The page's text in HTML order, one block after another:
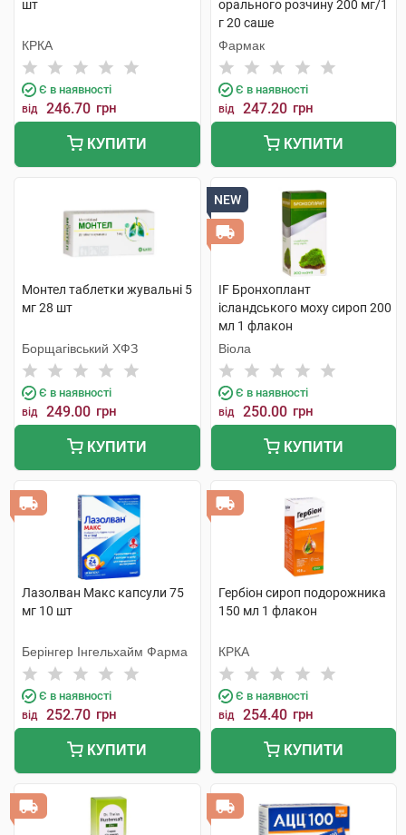
шт
КРКА
Є в наявності
від 246.70 грн
КУПИТИ
орального розчину 200 мг/1
г 20 саше
Фармак
Є в наявності
від 247.20 грн
КУПИТИ
Монтел таблетки жувальні 5
мг 28 шт
Борщагівський ХФЗ
Є в наявності
від 249.00 грн
КУПИТИ
NEW
IF Бронхоплант
ісландського моху сироп 200
мл 1 флакон
Віола
Є в наявності
від 250.00 грн
КУПИТИ
Лазолван Макс капсули 75
мг 10 шт
Берінгер Інгельхайм Фарма
Є в наявності
від 252.70 грн
КУПИТИ
Гербіон сироп подорожника
150 мл 1 флакон
КРКА
Є в наявності
від 254.40 грн
КУПИТИ